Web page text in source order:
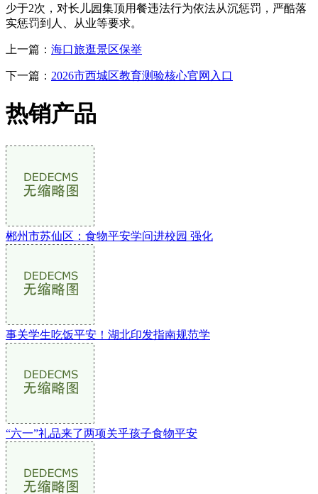
少于2次，对长儿园集顶用餐违法行为依法从沉惩罚，严酷落
实惩罚到人、从业等要求。
上一篇： 海口旅逛景区保举
下一篇： 2026市西城区教育测验核心官网入口
热销产品
郴州市苏仙区：食物平安学问进校园 强化
事关学生吃饭平安！湖北印发指南规范学
“六一”礼品来了两项关乎孩子食物平安